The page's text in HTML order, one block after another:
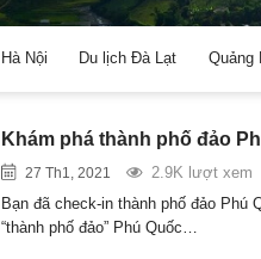
Hà Nội Du lịch Đà Lạt Quảng
Khám phá thành phố đảo
27 Th1, 2021
2.9K lượt xem
Bạn đã check-in thành phố đảo Phú
“thành phố đảo” Phú Quốc…